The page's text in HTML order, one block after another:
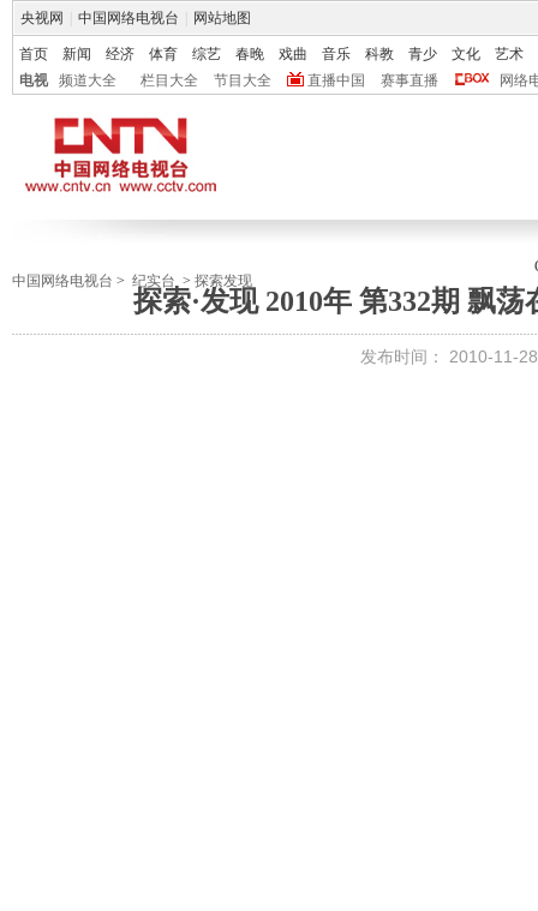
央视网 中国网络电视台 网站地图
首页 新闻 经济 体育 综艺 春晚 戏曲 音乐 科教 青少 文化
艺术
电视
频道大全 栏目大全 节目大全 直播中国 赛事直播 网络
中国网络电视台 > 纪实台 > 探索发现
探索·发现 2010年 第332期 飘
发布时间： 2010-11-